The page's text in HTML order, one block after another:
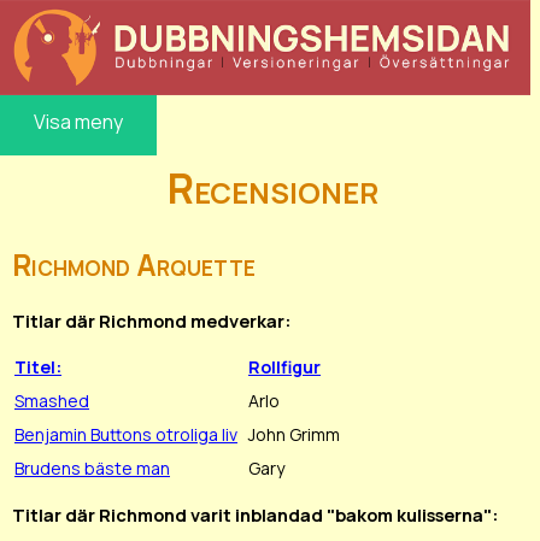
Visa meny
Recensioner
Richmond Arquette
Titlar där Richmond medverkar:
Titel:
Rollfigur
Smashed
Arlo
Benjamin Buttons otroliga liv John Grimm
Brudens bäste man
Gary
Titlar där Richmond varit inblandad "bakom kulisserna":